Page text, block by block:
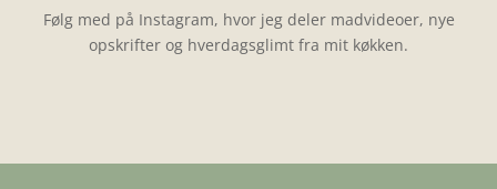
Følg med på Instagram, hvor jeg deler madvideoer, nye
opskrifter og hverdagsglimt fra mit køkken.